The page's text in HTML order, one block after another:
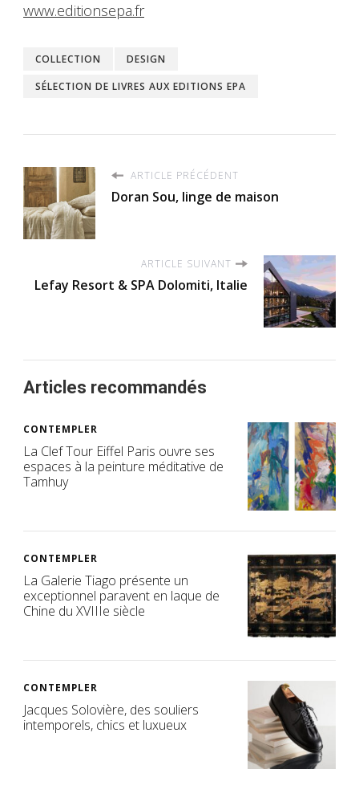
www.editionsepa.fr
COLLECTION
DESIGN
SÉLECTION DE LIVRES AUX EDITIONS EPA
ARTICLE PRÉCÉDENT
Doran Sou, linge de maison
ARTICLE SUIVANT
Lefay Resort & SPA Dolomiti, Italie
Articles recommandés
CONTEMPLER
La Clef Tour Eiffel Paris ouvre ses
espaces à la peinture méditative de
Tamhuy
CONTEMPLER
La Galerie Tiago présente un
exceptionnel paravent en laque de
Chine du XVIIIe siècle
CONTEMPLER
Jacques Solovière, des souliers
intemporels, chics et luxueux